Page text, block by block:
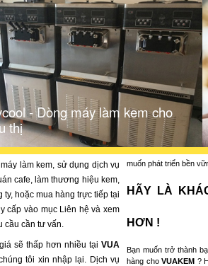
- Dòng máy làm kem cho
thị
làm kem, sử dụng dịch vụ
cafe, làm thương hiệu kem,
ty, hoặc mua hàng trực tiếp tại
cấp vào mục Liên hệ và xem
cần tư vấn.
sẽ thấp hơn nhiều tại VUA
tôi xin nhập lại. Dịch vụ
muốn phát triển bền
HÃY LÀ
HƠN !
Bạn muốn trở thành
hàng cho VUAKEM ?